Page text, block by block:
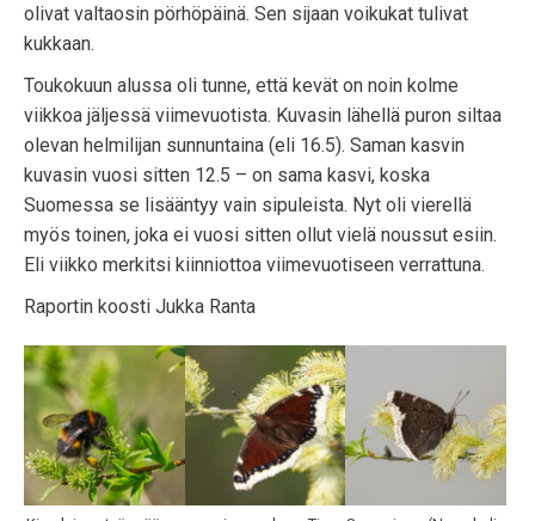
olivat valtaosin pörhöpäinä. Sen sijaan voikukat tulivat
kukkaan.
Toukokuun alussa oli tunne, että kevät on noin kolme
viikkoa jäljessä viimevuotista. Kuvasin lähellä puron siltaa
olevan helmilijan sunnuntaina (eli 16.5). Saman kasvin
kuvasin vuosi sitten 12.5 – on sama kasvi, koska
Suomessa se lisääntyy vain sipuleista. Nyt oli vierellä
myös toinen, joka ei vuosi sitten ollut vielä noussut esiin.
Eli viikko merkitsi kiinniottoa viimevuotiseen verrattuna.
Raportin koosti Jukka Ranta